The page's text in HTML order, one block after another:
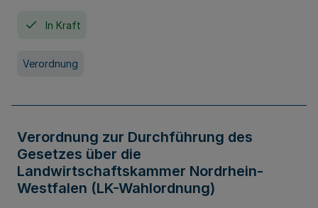
In Kraft
Verordnung
Verordnung zur Durchführung des
Gesetzes über die
Landwirtschaftskammer Nordrhein-
Westfalen (LK-Wahlordnung)